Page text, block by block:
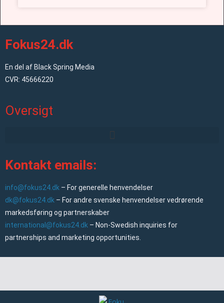
Fokus24.dk
En del af Black Spring Media
CVR: 45666220
Oversigt
Kontakt emails:
info@fokus24.dk – For generelle henvendelser
dk@fokus24.dk – For andre svenske henvendelser vedrørende
markedsføring og partnerskaber
international@fokus24.dk – Non-Swedish inquiries for
partnerships and marketing opportunities.